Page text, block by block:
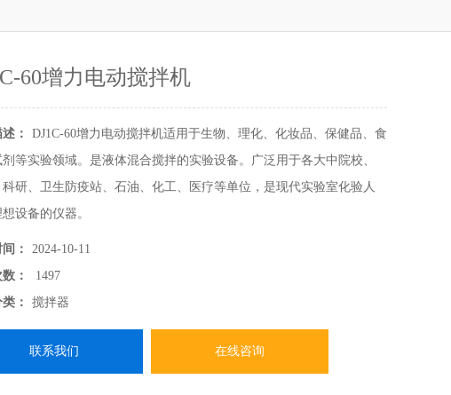
60增力电动搅拌机
：
DJ1C-60增力电动搅拌机适用于生物、理化、化妆品、保健品、食
等实验领域。是液体混合搅拌的实验设备。广泛用于各大中院校、
研、卫生防疫站、石油、化工、医疗等单位，是现代实验室化验人
设备的仪器。
：
2024-10-11
：
1497
：
搅拌器
联系我们 在线咨询